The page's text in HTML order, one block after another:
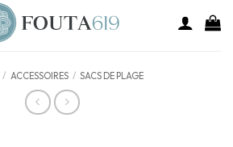
/ ACCESSOIRES / SACS DE PLAGE